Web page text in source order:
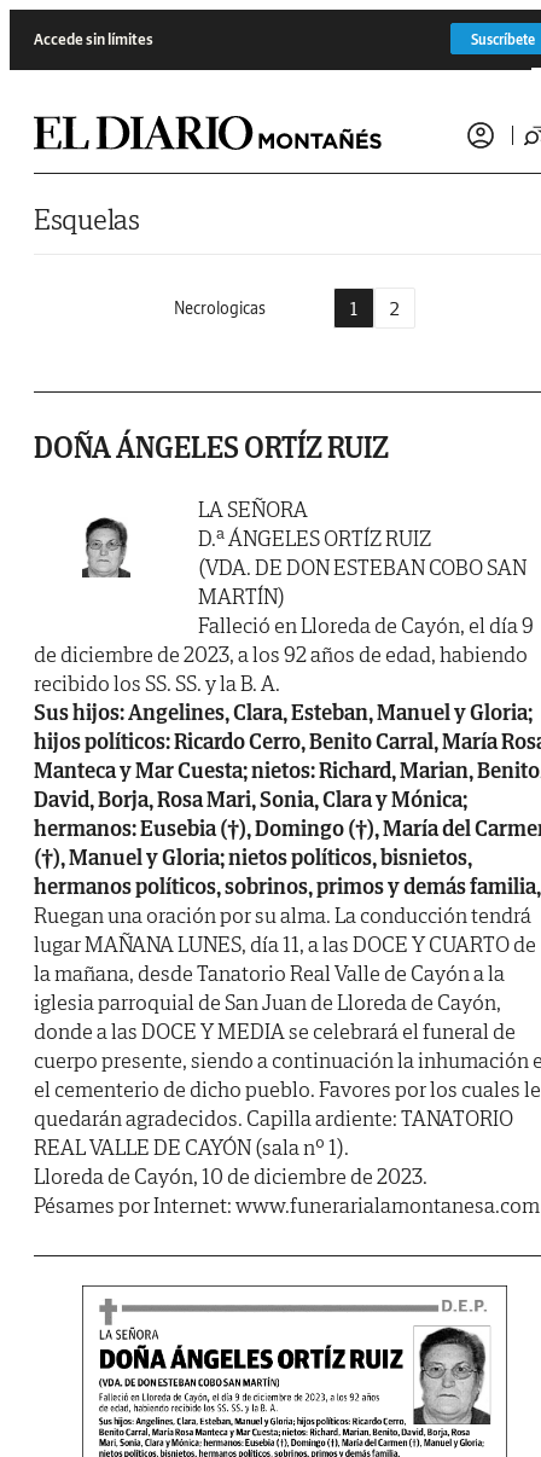
Accede sin límites Suscríbete
Esquelas
Necrologicas 1 2
DOÑA ÁNGELES ORTÍZ RUIZ
LA SEÑORA
D.ª ÁNGELES ORTÍZ RUIZ
(VDA. DE DON ESTEBAN COBO SAN
MARTÍN)
Falleció en Lloreda de Cayón, el día 9
de diciembre de 2023, a los 92 años de edad, habiendo
recibido los SS. SS. y la B. A.
Sus hijos: Angelines, Clara, Esteban, Manuel y Gloria;
hijos políticos: Ricardo Cerro, Benito Carral, María
Manteca y Mar Cuesta; nietos: Richard, Marian,
David, Borja, Rosa Mari, Sonia, Clara y Mónica;
hermanos: Eusebia (†), Domingo (†), María del
(†), Manuel y Gloria; nietos políticos, bisnietos,
hermanos políticos, sobrinos, primos y demás familia,
Ruegan una oración por su alma. La conducción tendrá
lugar MAÑANA LUNES, día 11, a las DOCE Y CUARTO de
la mañana, desde Tanatorio Real Valle de Cayón a la
iglesia parroquial de San Juan de Lloreda de Cayón,
donde a las DOCE Y MEDIA se celebrará el funeral de
cuerpo presente, siendo a continuación la inhumación
el cementerio de dicho pueblo. Favores por los cuales
quedarán agradecidos. Capilla ardiente: TANATORIO
REAL VALLE DE CAYÓN (sala nº 1).
Lloreda de Cayón, 10 de diciembre de 2023.
Pésames por Internet: www.funerarialamontanesa.com